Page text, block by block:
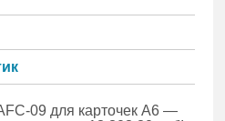
09 для карточек A6 —